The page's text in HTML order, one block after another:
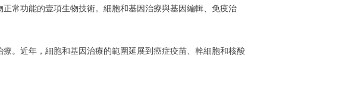
常功能的壹項生物技術。細胞和基因治療與基因編輯、免疫治
。近年，細胞和基因治療的範圍延展到癌症疫苗、幹細胞和核酸